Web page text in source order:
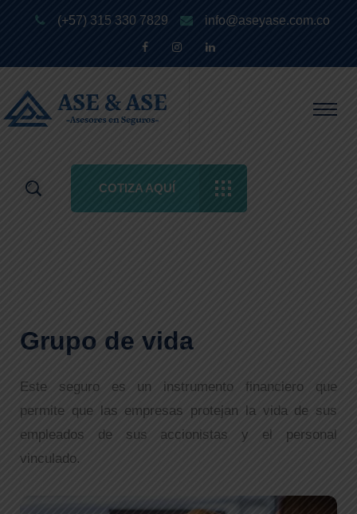
(+57) 315 330 7829 info@aseyase.com.co
COTIZA AQUÍ
Grupo de vida
Este seguro es un instrumento financiero que
permite que las empresas protejan la vida de sus
empleados de sus accionistas y el personal
vinculado.